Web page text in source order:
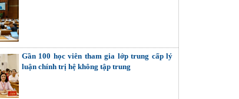
Gần 100 học viên tham gia lớp trung cấp lý
luận chính trị hệ không tập trung